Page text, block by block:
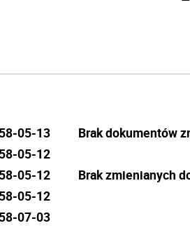
05-13
05-12
05-12
05-12
07-03
Brak dokumentów
Brak zmienianych